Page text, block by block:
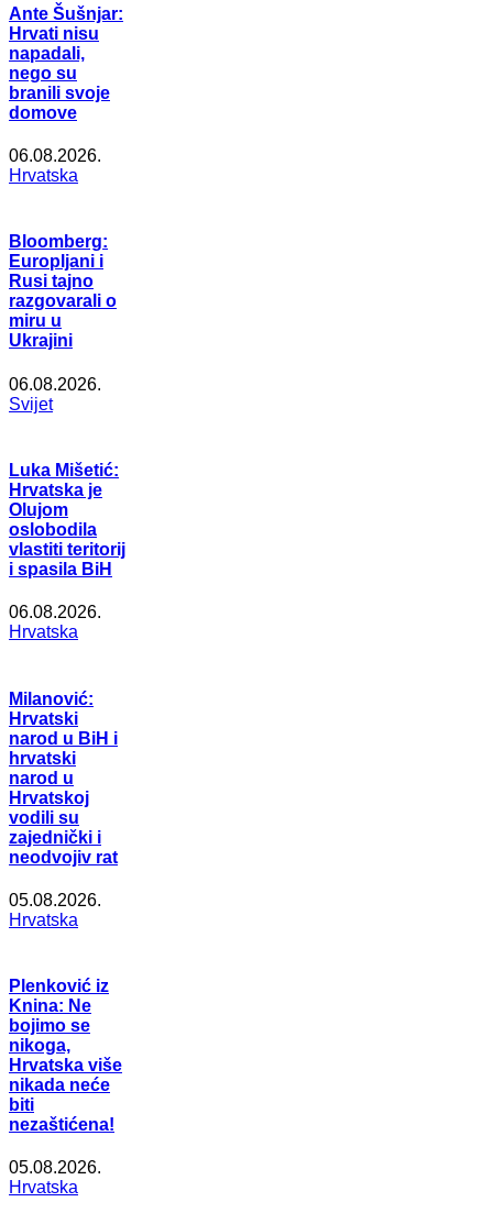
Ante Šušnjar:
Hrvati nisu
napadali,
nego su
branili svoje
domove
06.08.2026.
Hrvatska
Bloomberg:
Europljani i
Rusi tajno
razgovarali o
miru u
Ukrajini
06.08.2026.
Svijet
Luka Mišetić:
Hrvatska je
Olujom
oslobodila
vlastiti teritorij
i spasila BiH
06.08.2026.
Hrvatska
Milanović:
Hrvatski
narod u BiH i
hrvatski
narod u
Hrvatskoj
vodili su
zajednički i
neodvojiv rat
05.08.2026.
Hrvatska
Plenković iz
Knina: Ne
bojimo se
nikoga,
Hrvatska više
nikada neće
biti
nezaštićena!
05.08.2026.
Hrvatska